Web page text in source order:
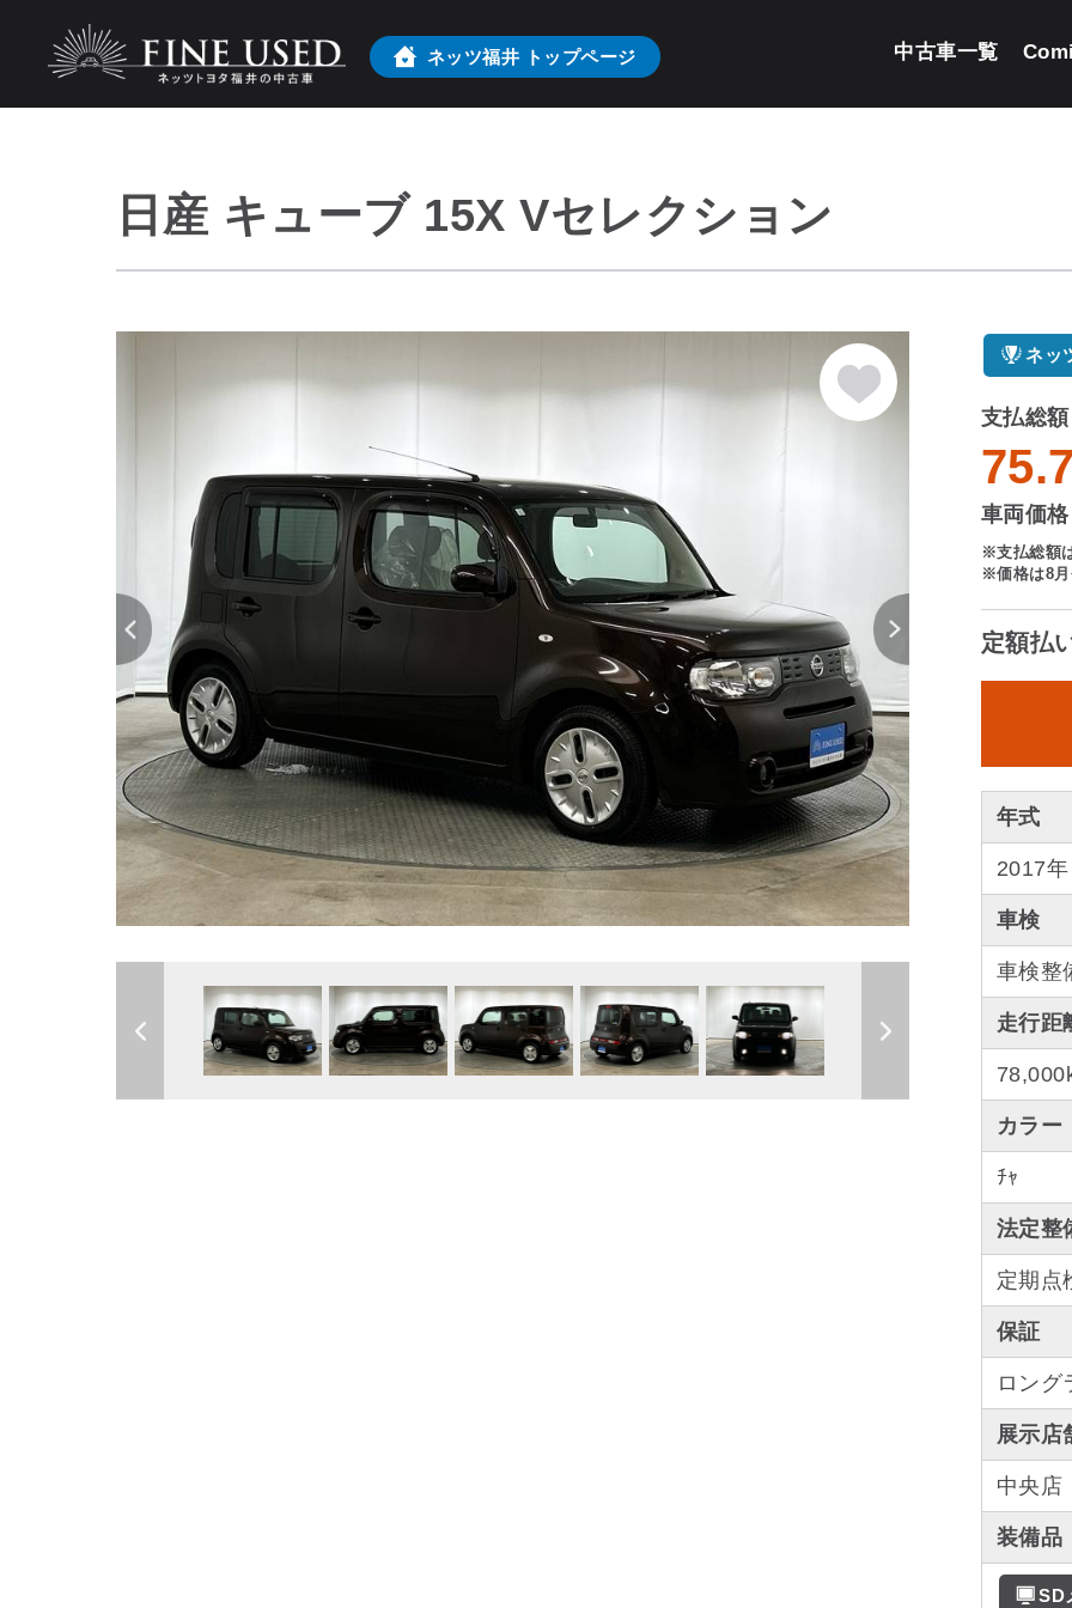
ネッツ福井 トップページ 中古車一覧
日産 キューブ 15X Vセレクション
ネッ
支払総額
車両価
※支払総額
※価格は8
定額払
年式
2017年
車検
車検整
走行距
カラー
ﾁｬ
法定整
定期点
保証
ロング
展示店
中央店
装備品
SD